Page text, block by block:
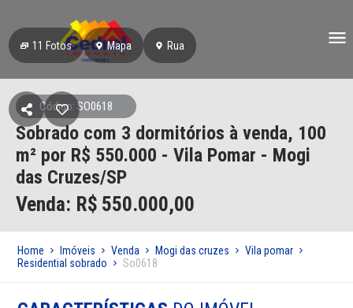
11 Fotos Mapa Rua
Código: SO0618
Sobrado com 3 dormitórios à venda, 100
m² por R$ 550.000 - Vila Pomar - Mogi
das Cruzes/SP
Venda: R$ 550.000,00
Home Imóveis Venda Mogi das cruzes
Vila pomar
Residential sobrado
So0618